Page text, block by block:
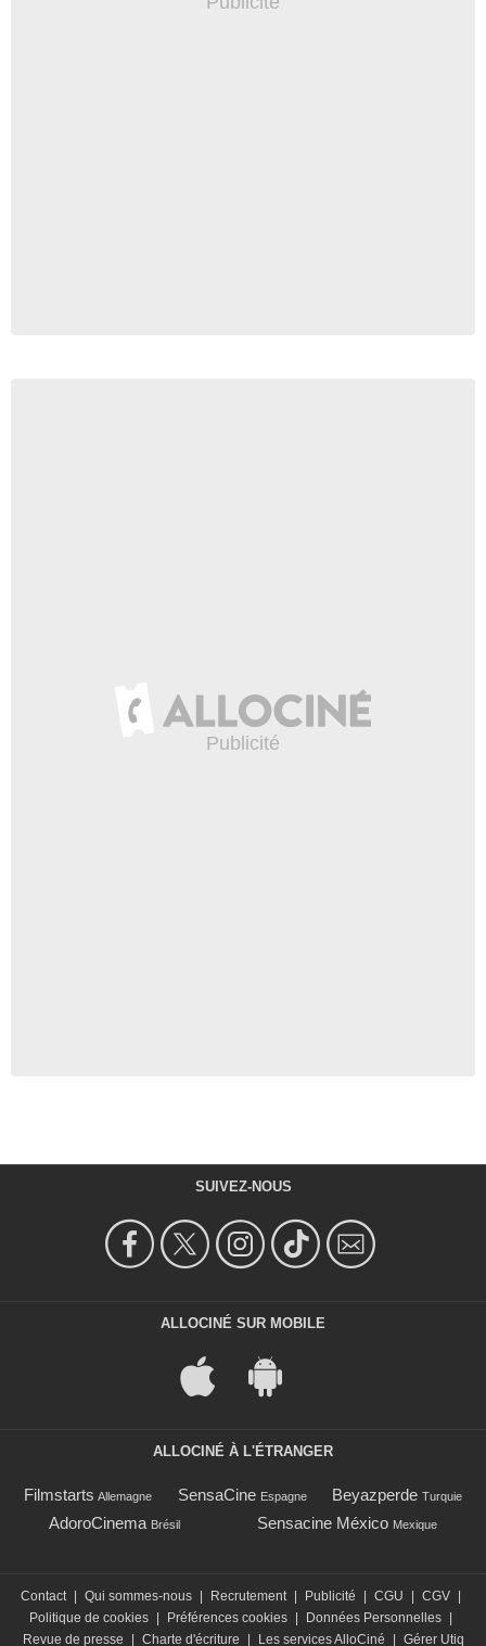
SUIVEZ-NOUS
ALLOCINÉ SUR MOBILE
ALLOCINÉ À L'ÉTRANGER
Filmstarts Allemagne SensaCine Espagne Beyazperde Turquie
AdoroCinema Brésil Sensacine México Mexique
Contact Qui sommes-nous Recrutement Publicité CGU CGV
Politique de cookies
Préférences cookies Données Personnelles
Revue de presse
Charte d'écriture Les services AlloCiné Gérer Utiq